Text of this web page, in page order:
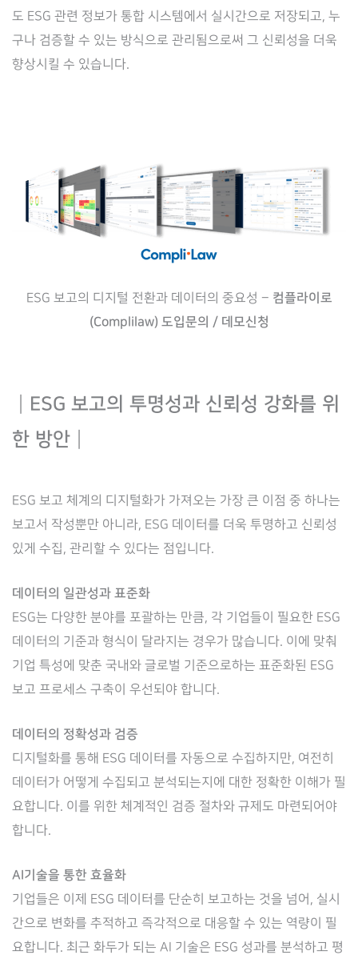
도 ESG 관련 정보가 통합 시스템에서 실시간으로 저장되고, 누
구나 검증할 수 있는 방식으로 관리됨으로써 그 신뢰성을 더욱
향상시킬 수 있습니다.
ESG 보고의 디지털 전환과 데이터의 중요성 – 컴플라이로
(Complilaw) 도입문의 / 데모신청
ESG 보고의 투명성과 신뢰성 강화를 위
한 방안
ESG 보고 체계의 디지털화가 가져오는 가장 큰 이점 중 하나는
보고서 작성뿐만 아니라, ESG 데이터를 더욱 투명하고 신뢰성
있게 수집, 관리할 수 있다는 점입니다.
데이터의 일관성과 표준화
ESG는 다양한 분야를 포괄하는 만큼, 각 기업들이 필요한 ESG
데이터의 기준과 형식이 달라지는 경우가 많습니다. 이에 맞춰
기업 특성에 맞춘 국내와 글로벌 기준으로하는 표준화된 ESG
보고 프로세스 구축이 우선되야 합니다.
데이터의 정확성과 검증
디지털화를 통해 ESG 데이터를 자동으로 수집하지만, 여전히
데이터가 어떻게 수집되고 분석되는지에 대한 정확한 이해가 필
요합니다. 이를 위한 체계적인 검증 절차와 규제도 마련되어야
합니다.
AI기술을 통한 효율화
기업들은 이제 ESG 데이터를 단순히 보고하는 것을 넘어, 실시
간으로 변화를 추적하고 즉각적으로 대응할 수 있는 역량이 필
요합니다. 최근 화두가 되는 AI 기술은 ESG 성과를 분석하고 평